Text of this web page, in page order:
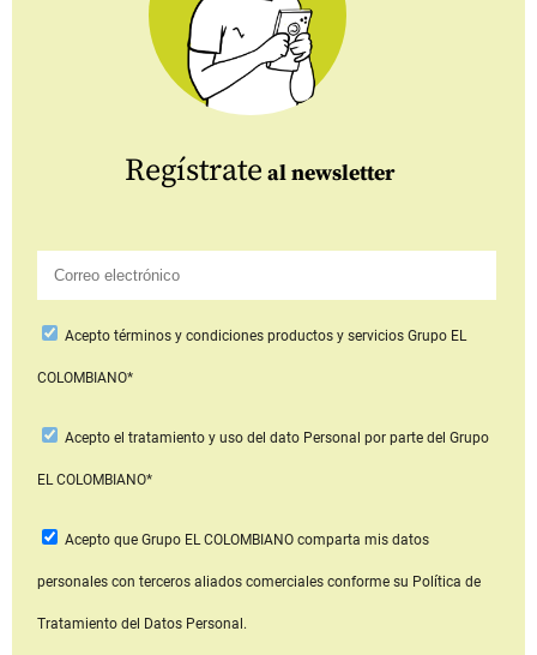
Regístrate al newsletter
Aceptotérminos y condiciones productos y serviciosGrupo EL
COLOMBIANO*
Acepto el tratamiento y uso del dato Personal por parte del Grupo
EL COLOMBIANO*
Acepto que Grupo EL COLOMBIANOcomparta mis datos
personales con terceros aliados comerciales conforme su Política de
Tratamiento del Datos Personal.